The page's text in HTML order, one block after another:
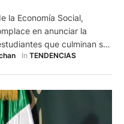
la Economía Social,
en anunciar la
que culminan sus
realizará el sábado 20
In TENDENCIAS